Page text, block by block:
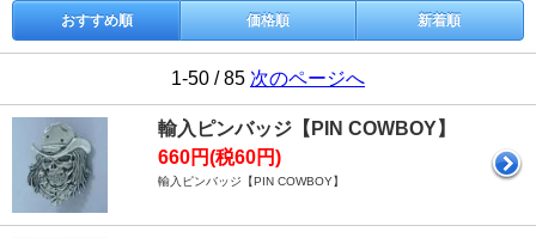
おすすめ順 価格順 新着順
1-50 / 85 次のページへ
輸入ピンバッジ【PIN COWBOY】
660円(税60円)
輸入ピンバッジ【PIN COWBOY】